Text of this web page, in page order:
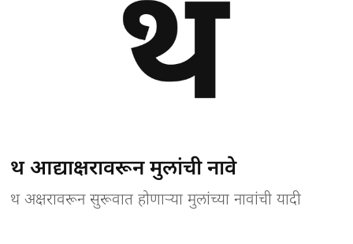
थ आद्याक्षरावरून मुलांची नावे
थ अक्षरावरून सुरूवात होणाऱ्या मुलांच्या नावांची यादी